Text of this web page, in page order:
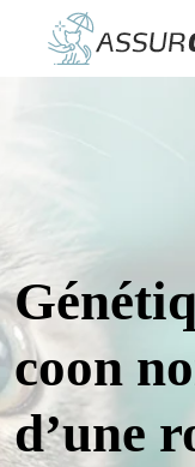
coon
d’une